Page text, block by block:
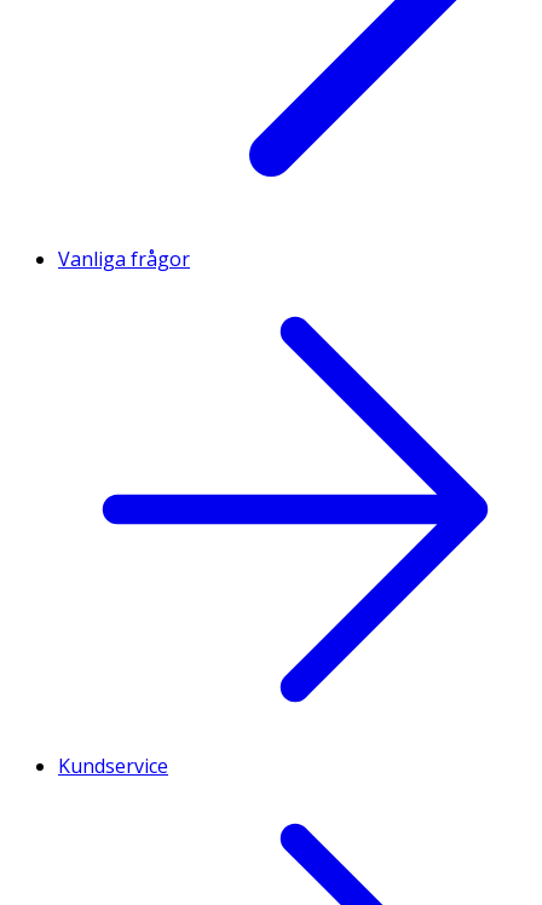
Vanliga frågor
Kundservice